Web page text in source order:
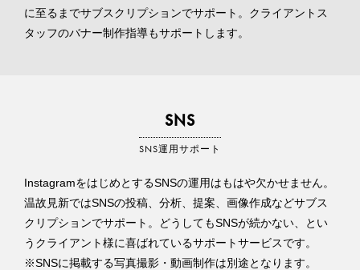
に至るまでサブスクリプションでサポート。クライアントス
タッフのバナー制作指導もサポートします。
SNS
SNS運用サポート
InstagramをはじめとするSNSの運用はもはや欠かせません。
温故見新ではSNSの投稿、分析、提案、画像作成などサブス
クリプションでサポート。どうしてもSNSが続かない、とい
うクライアント様に喜ばれているサポートサービスです。
※SNSに掲載する写真撮影・動画制作は別途となります。